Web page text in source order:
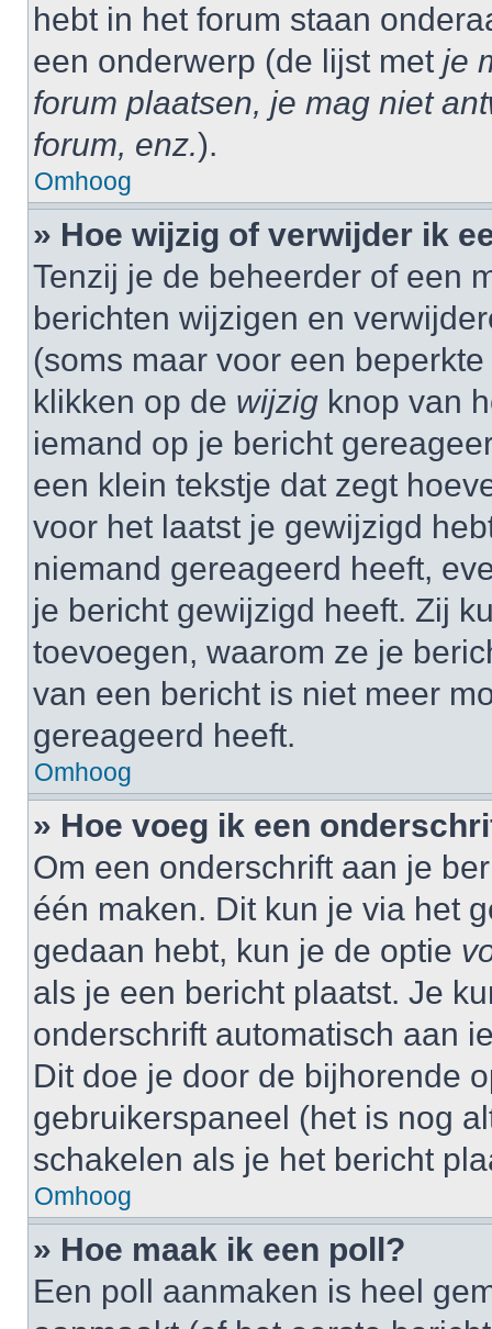
hebt in het forum staan
een onderwerp (de lijst met je
forum plaatsen, je mag niet
forum, enz.).
Omhoog
» Hoe wijzig of verwijder ik
Tenzij je de beheerder of een
berichten wijzigen en
(soms maar voor een
klikken op de wijzig knop van
iemand op je bericht
een klein tekstje dat zegt
voor het laatst je gewijzigd
niemand gereageerd heeft,
je bericht gewijzigd heeft. Zij
toevoegen, waarom ze je
van een bericht is niet meer
gereageerd heeft.
Omhoog
» Hoe voeg ik een
Om een onderschrift aan je
één maken. Dit kun je via het
gedaan hebt, kun je de optie
als je een bericht plaatst. Je
onderschrift automatisch aan
Dit doe je door de bijhorende
gebruikerspaneel (het is nog
schakelen als je het bericht
Omhoog
» Hoe maak ik een poll?
Een poll aanmaken is heel